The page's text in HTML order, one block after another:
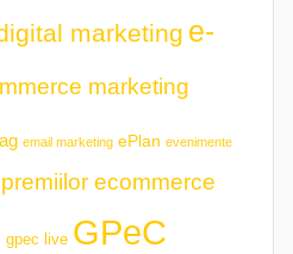
marketing e-
marketing
email marketing ePlan evenimente
ecommerce
gpec live GPeC